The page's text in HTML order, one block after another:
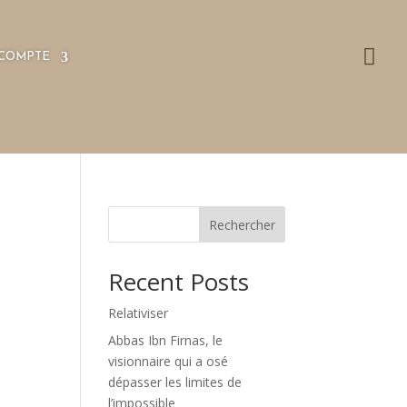

Rechercher
Recent Posts
Relativiser
Abbas Ibn Firnas, le
visionnaire qui a osé
dépasser les limites de
l’impossible